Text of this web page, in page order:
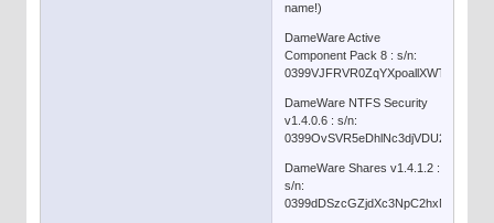
name!)
DameWare Active
Component Pack 8 : s/n:
0399VJFRVR0ZqYXpoallXWT0
DameWare NTFS Security
v1.4.0.6 : s/n:
0399OvSVR5eDhlNc3djVDU2Y2
DameWare Shares v1.4.1.2 :
s/n:
0399dDSzcGZjdXc3NpC2hxNdm